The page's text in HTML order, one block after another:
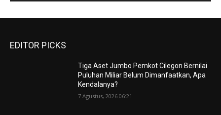
EDITOR PICKS
Tiga Aset Jumbo Pemkot Cilegon Bernilai
Puluhan Miliar Belum Dimanfaatkan, Apa
Kendalanya?
7 Agustus, 2026 06:21